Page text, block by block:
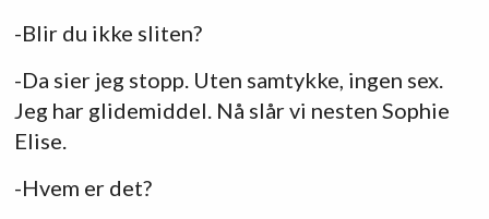
-Blir du ikke sliten?
-Da sier jeg stopp. Uten samtykke, ingen sex.
Jeg har glidemiddel. Nå slår vi nesten Sophie
Elise.
-Hvem er det?